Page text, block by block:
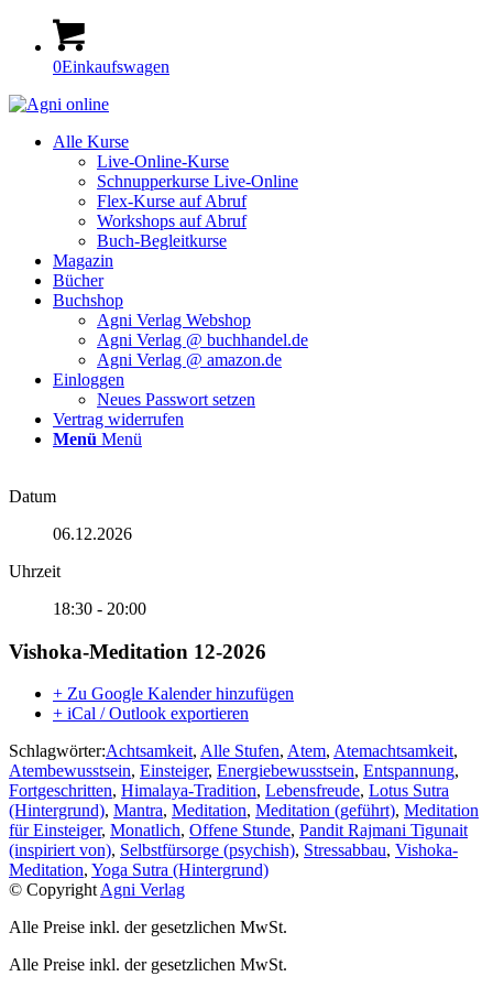
0Einkaufswagen
Alle Kurse
Live-Online-Kurse
Schnupperkurse Live-Online
Flex-Kurse auf Abruf
Workshops auf Abruf
Buch-Begleitkurse
Magazin
Bücher
Buchshop
Agni Verlag Webshop
Agni Verlag @ buchhandel.de
Agni Verlag @ amazon.de
Einloggen
Neues Passwort setzen
Vertrag widerrufen
Menü Menü
Datum
06.12.2026
Uhrzeit
18:30 - 20:00
Vishoka-Meditation 12-2026
+ Zu Google Kalender hinzufügen
+ iCal / Outlook exportieren
Schlagwörter:Achtsamkeit, Alle Stufen, Atem, Atemachtsamkeit,
Atembewusstsein, Einsteiger, Energiebewusstsein, Entspannung,
Fortgeschritten, Himalaya-Tradition, Lebensfreude, Lotus Sutra
(Hintergrund), Mantra, Meditation, Meditation (geführt), Meditation
für Einsteiger, Monatlich, Offene Stunde, Pandit Rajmani Tigunait
(inspiriert von), Selbstfürsorge (psychish), Stressabbau, Vishoka-
Meditation, Yoga Sutra (Hintergrund)
© CopyrightAgni Verlag
Alle Preise inkl. der gesetzlichen MwSt.
Alle Preise inkl. der gesetzlichen MwSt.